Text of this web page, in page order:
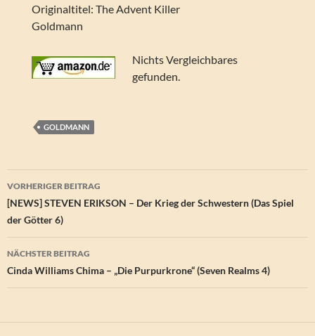
Originaltitel: The Advent Killer
Goldmann
Nichts Vergleichbares
gefunden.
GOLDMANN
Beitragsnavigation
VORHERIGER BEITRAG
[NEWS] STEVEN ERIKSON – Der Krieg der Schwestern (Das Spiel
der Götter 6)
NÄCHSTER BEITRAG
Cinda Williams Chima – „Die Purpurkrone“ (Seven Realms 4)